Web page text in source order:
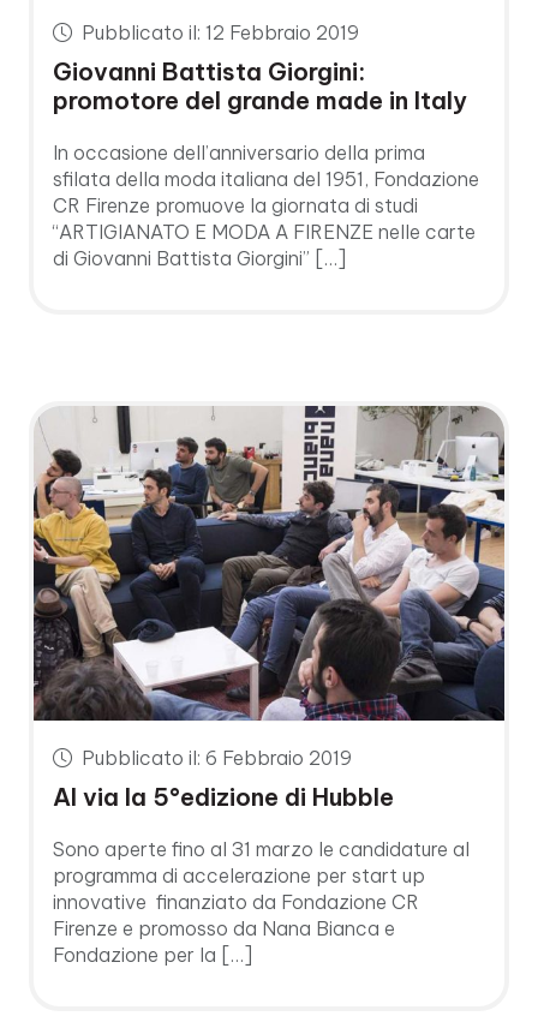
Pubblicato il: 12 Febbraio 2019
Giovanni Battista Giorgini:
promotore del grande made in Italy
In occasione dell’anniversario della prima
sfilata della moda italiana del 1951, Fondazione
CR Firenze promuove la giornata di studi
“ARTIGIANATO E MODA A FIRENZE nelle carte
di Giovanni Battista Giorgini” […]
Pubblicato il: 6 Febbraio 2019
Al via la 5°edizione di Hubble
Sono aperte fino al 31 marzo le candidature al
programma di accelerazione per start up
innovative finanziato da Fondazione CR
Firenze e promosso da Nana Bianca e
Fondazione per la […]